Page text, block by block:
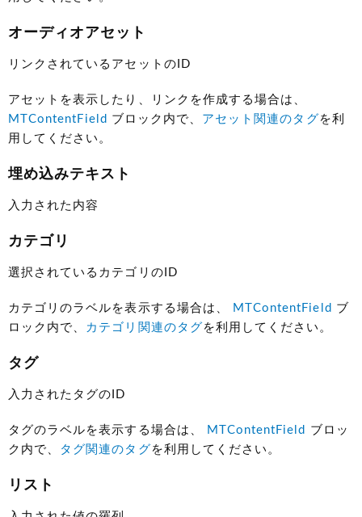
オーディオアセット
リンクされているアセットのID
アセットを表示したり、リンクを作成する場合は、
MTContentField ブロック内で、 アセット関連のタグ を利
用してください。
埋め込みテキスト
入力された内容
カテゴリ
選択されているカテゴリのID
カテゴリのラベルを表示する場合は、 MTContentField ブ
ロック内で、
カテゴリ関連のタグ を利用してください。
タグ
入力されたタグのID
タグのラベルを表示する場合は、 MTContentField ブロッ
ク内で、
タグ関連のタグ を利用してください。
リスト